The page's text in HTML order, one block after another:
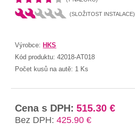
(SLOŽITOST INSTALACE)
Výrobce: HKS
Kód produktu:42018-AT018
Počet kusů na autě: 1 Ks
Cena s DPH: 515.30 €
Bez DPH: 425.90 €